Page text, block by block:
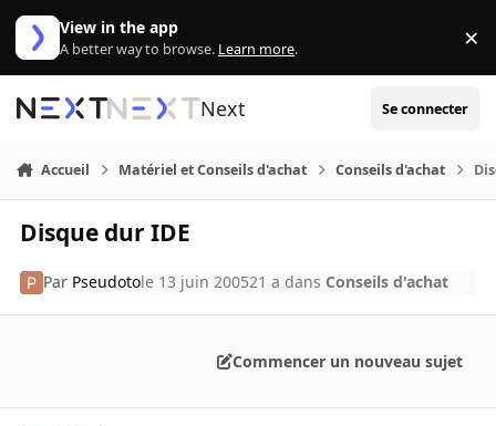
Aller au contenu
View in the app
A better way to browse. Learn more. ×
Next Se connecter
Accueil Matériel et Conseils d'achat Conseils d'achat
Disque dur IDE
Par Pseudotole 13 juin 200521 a dans Conseils d'achat
Commencer un nouveau sujet